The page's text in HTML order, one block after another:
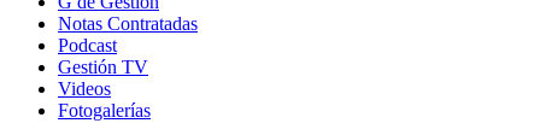
Notas Contratadas
Podcast
Gestión TV
Videos
Fotogalerías